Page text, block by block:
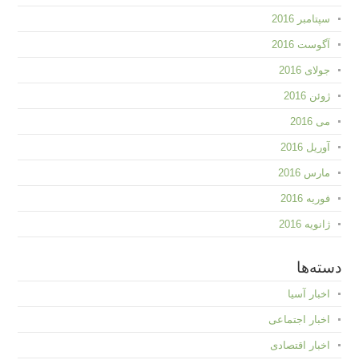
سپتامبر 2016
آگوست 2016
جولای 2016
ژوئن 2016
می 2016
آوریل 2016
مارس 2016
فوریه 2016
ژانویه 2016
دسته‌ها
اخبار آسیا
اخبار اجتماعی
اخبار اقتصادی